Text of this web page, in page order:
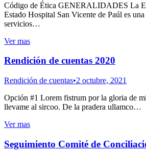
Código de Ética GENERALIDADES La
Estado Hospital San Vicente de Paúl es
servicios…
Ver mas
Rendición de cuentas 2020
Rendición de cuentas 2 octubre, 2021
Opción #1 Lorem fistrum por la gloria de
llevame al sircoo. De la pradera ullamco…
Ver mas
Seguimiento Comité de